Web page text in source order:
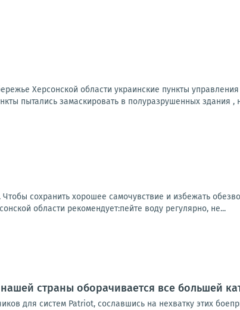
Херсонской области украинские пункты
пытались замаскировать в полуразрушенных здания ,
сохранить хорошее самочувствие и избежать
области рекомендует:пейте воду регулярно, не...
страны оборачивается все большей
для систем Patriot, сославшись на нехватку этих